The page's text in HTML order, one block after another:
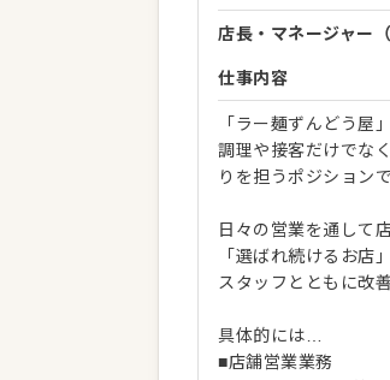
店長・マネージャー（
仕事内容
「ラー麺ずんどう屋
調理や接客だけでな
りを担うポジションで
日々の営業を通して
「選ばれ続けるお店
スタッフとともに改
具体的には…
■店舗営業業務